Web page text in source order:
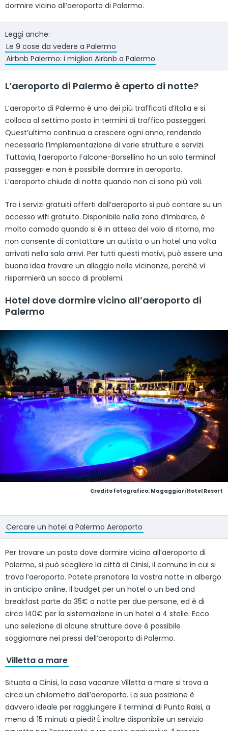
dormire vicino all’aeroporto di Palermo.
Leggi anche:
Le 9 cose da vedere a Palermo
Airbnb Palermo: i migliori Airbnb a Palermo
L’aeroporto di Palermo è aperto di notte?
L’aeroporto di Palermo è uno dei più trafficati d’Italia e si
colloca al settimo posto in termini di traffico passeggeri.
Quest’ultimo continua a crescere ogni anno, rendendo
necessaria l’implementazione di varie strutture e servizi.
Tuttavia, l’aeroporto Falcone-Borsellino ha un solo terminal
passeggeri e non è possibile dormire in aeroporto.
L’aeroporto chiude di notte quando non ci sono più voli.
Tra i servizi gratuiti offerti dall’aeroporto si può contare su un
accesso wifi gratuito. Disponibile nella zona d’imbarco, è
molto comodo quando si è in attesa del volo di ritorno, ma
non consente di contattare un autista o un hotel una volta
arrivati nella sala arrivi. Per tutti questi motivi, può essere una
buona idea trovare un alloggio nelle vicinanze, perché vi
risparmierà un sacco di problemi.
Hotel dove dormire vicino all’aeroporto di
Palermo
Credito fotografico: Magaggiari Hotel Resort
Cercare un hotel a Palermo Aeroporto
Per trovare un posto dove dormire vicino all’aeroporto di
Palermo, si può scegliere la città di Cinisi, il comune in cui si
trova l’aeroporto. Potete prenotare la vostra notte in albergo
in anticipo online. Il budget per un hotel o un bed and
breakfast parte da 35€ a notte per due persone, ed è di
circa 140€ per la sistemazione in un hotel a 4 stelle. Ecco
una selezione di alcune strutture dove è possibile
soggiornare nei pressi dell’aeroporto di Palermo.
Villetta a mare
Situata a Cinisi, la casa vacanze Villetta a mare si trova a
circa un chilometro dall’aeroporto. La sua posizione è
davvero ideale per raggiungere il terminal di Punta Raisi, a
meno di 15 minuti a piedi! È inoltre disponibile un servizio